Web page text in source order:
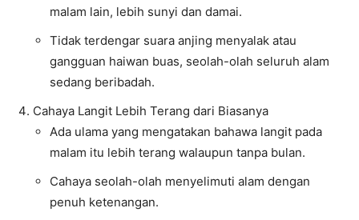
malam lain, lebih sunyi dan damai.
Tidak terdengar suara anjing menyalak atau
gangguan haiwan buas, seolah-olah seluruh alam
sedang beribadah.
Cahaya Langit Lebih Terang dari Biasanya
Ada ulama yang mengatakan bahawa langit pada
malam itu lebih terang walaupun tanpa bulan.
Cahaya seolah-olah menyelimuti alam dengan
penuh ketenangan.